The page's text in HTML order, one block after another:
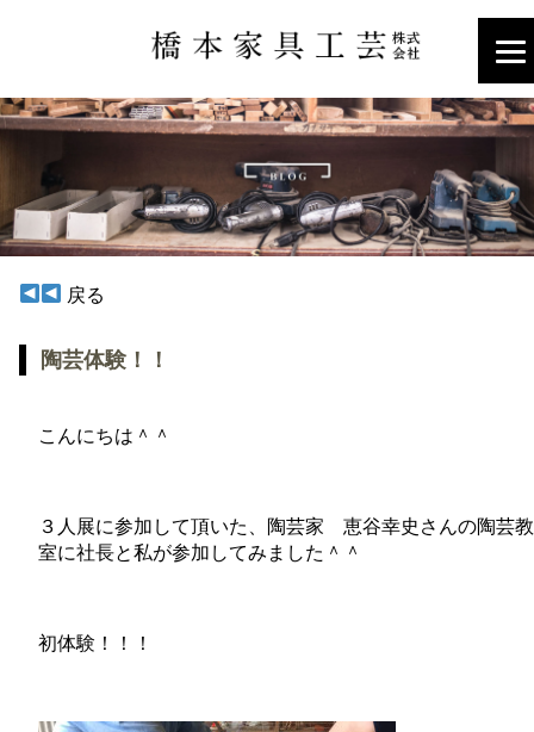
戻る
陶芸体験！！
こんにちは＾＾
３人展に参加して頂いた、陶芸家 恵谷幸史さんの陶芸教
室に社長と私が参加してみました＾＾
初体験！！！